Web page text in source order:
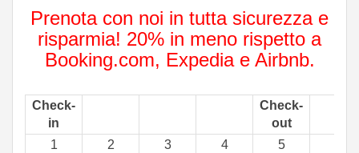
Prenota con noi in tutta sicurezza e
risparmia! 20% in meno rispetto a
Booking.com, Expedia e Airbnb.
Check-
in
Check-
out
1
2
3
4
5